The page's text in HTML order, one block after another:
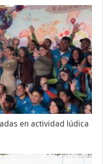
en actividad lúdica